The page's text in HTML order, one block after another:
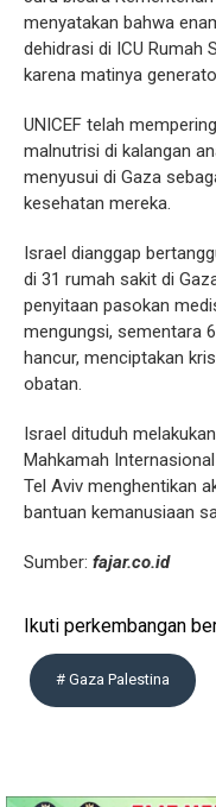
menyatakan bahwa
dehidrasi di ICU Rumah
karena matinya
UNICEF telah
malnutrisi di kalangan
menyusui di Gaza
kesehatan mereka.
Israel dianggap
di 31 rumah sakit di
penyitaan pasokan
mengungsi, sementara
hancur, menciptakan
obatan.
Israel dituduh
Mahkamah
Tel Aviv menghentikan
bantuan kemanusiaan
Sumber: fajar.co.id
Ikuti perkembangan
# Gaza Palestina